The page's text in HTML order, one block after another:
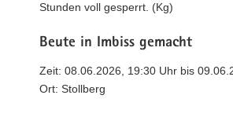
Stunden voll gesperrt. (Kg)
Beute in Imbiss gemacht
Zeit: 08.06.2026, 19:30 Uhr bis
Ort: Stollberg